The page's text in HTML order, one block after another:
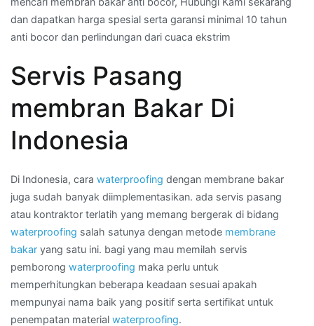
–
Wa
Kami
harga
per
di
PAPUA
BARAT
dan dapatkan harga spesial serta garansi minimal 10 tahun
anti bocor dan perlindungan dari cuaca ekstrim
Servis Pasang
membran Bakar Di
Indonesia
Di Indonesia, cara waterproofing dengan membrane bakar
juga sudah banyak diimplementasikan. ada servis pasang
atau kontraktor terlatih yang memang bergerak di bidang
waterproofing salah satunya dengan metode membrane
bakar yang satu ini. bagi yang mau memilah servis
pemborong waterproofing maka perlu untuk
memperhitungkan beberapa keadaan sesuai apakah
mempunyai nama baik yang positif serta sertifikat untuk
penempatan material waterproofing.